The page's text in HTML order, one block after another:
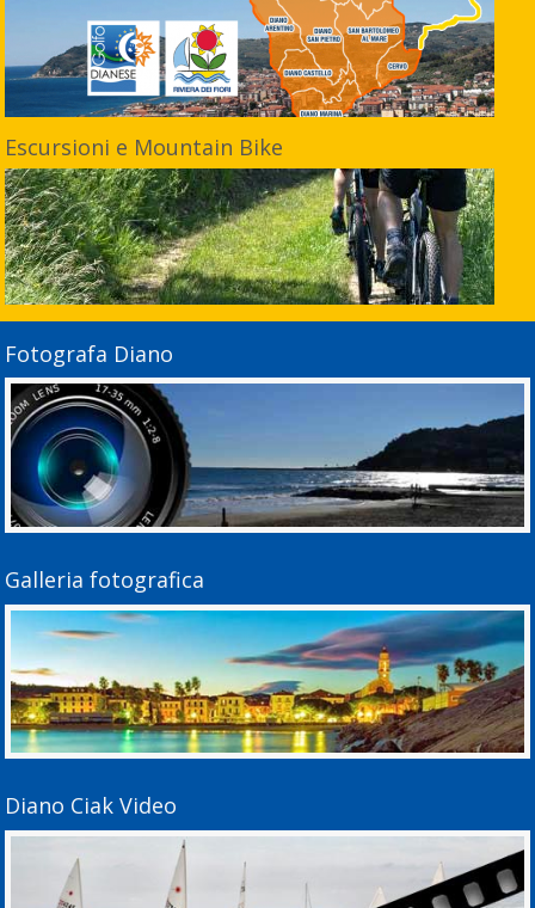
Escursioni e Mountain Bike
Fotografa Diano
Galleria fotografica
Diano Ciak Video